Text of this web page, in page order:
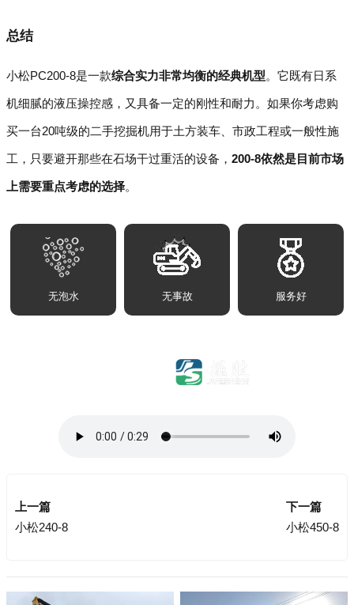
总结
小松PC200-8是一款综合实力非常均衡的经典机型。它既有日系
机细腻的液压操控感，又具备一定的刚性和耐力。如果你考虑购
买一台20吨级的二手挖掘机用于土方装车、市政工程或一般性施
工，只要避开那些在石场干过重活的设备， 200-8依然是目前市场
上需要重点考虑的选择。
无泡水 无事故 服务好
上一篇
小松240-8
下一篇
小松450-8